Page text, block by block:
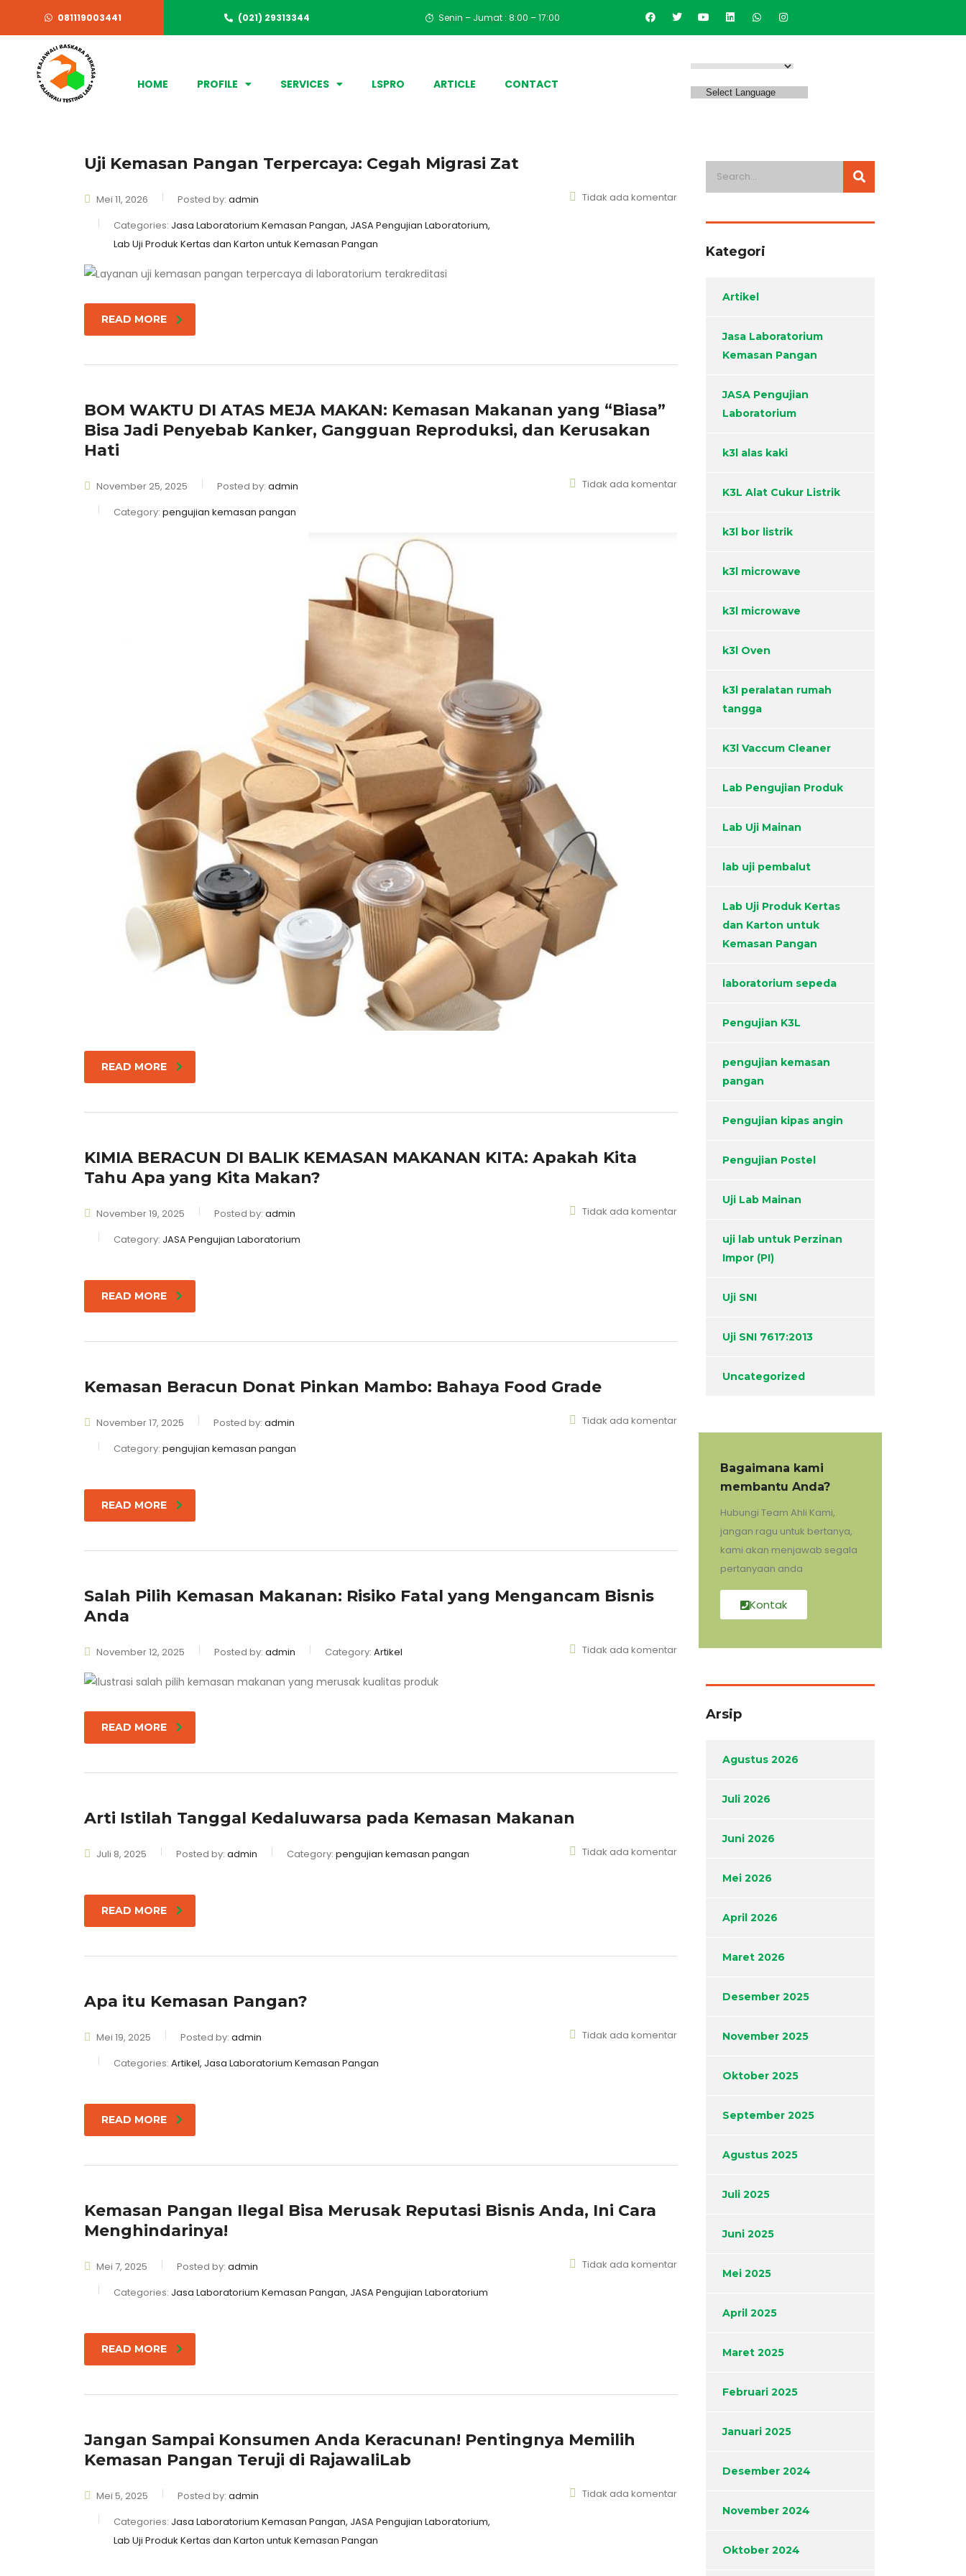
081119003441 (021) 29313344 Senin – Jumat : 8:00 – 17:00
HOME PROFILE SERVICES LSPRO ARTICLE CONTACT
Select Language
Uji Kemasan Pangan Terpercaya: Cegah Migrasi Zat
Mei 11, 2026 Posted by: admin
Categories: Jasa Laboratorium Kemasan Pangan, JASA Pengujian Laboratorium,
Lab Uji Produk Kertas dan Karton untuk Kemasan Pangan
Tidak ada komentar
READ MORE
BOM WAKTU DI ATAS MEJA MAKAN: Kemasan Makanan yang “Biasa”
Bisa Jadi Penyebab Kanker, Gangguan Reproduksi, dan Kerusakan
Hati
November 25, 2025 Posted by: admin
Category: pengujian kemasan pangan
Tidak ada komentar
READ MORE
KIMIA BERACUN DI BALIK KEMASAN MAKANAN KITA: Apakah Kita
Tahu Apa yang Kita Makan?
November 19, 2025 Posted by: admin
Category: JASA Pengujian Laboratorium
Tidak ada komentar
READ MORE
Kemasan Beracun Donat Pinkan Mambo: Bahaya Food Grade
November 17, 2025 Posted by: admin
Category: pengujian kemasan pangan
Tidak ada komentar
READ MORE
Salah Pilih Kemasan Makanan: Risiko Fatal yang Mengancam Bisnis
Anda
November 12, 2025 Posted by: admin Category: Artikel Tidak ada komentar
READ MORE
Arti Istilah Tanggal Kedaluwarsa pada Kemasan Makanan
Juli 8, 2025 Posted by: admin Category: pengujian kemasan pangan Tidak ada komentar
READ MORE
Apa itu Kemasan Pangan?
Mei 19, 2025 Posted by: admin
Categories: Artikel, Jasa Laboratorium Kemasan Pangan
Tidak ada komentar
READ MORE
Kemasan Pangan Ilegal Bisa Merusak Reputasi Bisnis Anda, Ini Cara
Menghindarinya!
Mei 7, 2025 Posted by: admin
Categories: Jasa Laboratorium Kemasan Pangan, JASA Pengujian Laboratorium
Tidak ada komentar
READ MORE
Jangan Sampai Konsumen Anda Keracunan! Pentingnya Memilih
Kemasan Pangan Teruji di RajawaliLab
Mei 5, 2025 Posted by: admin
Categories: Jasa Laboratorium Kemasan Pangan, JASA Pengujian Laboratorium,
Lab Uji Produk Kertas dan Karton untuk Kemasan Pangan
Tidak ada komentar
Kategori
Artikel
Jasa Laboratorium
Kemasan Pangan
JASA Pengujian
Laboratorium
k3l alas kaki
K3L Alat Cukur Listrik
k3l bor listrik
k3l microwave
k3l microwave
k3l Oven
k3l peralatan rumah
tangga
K3l Vaccum Cleaner
Lab Pengujian Produk
Lab Uji Mainan
lab uji pembalut
Lab Uji Produk Kertas
dan Karton untuk
Kemasan Pangan
laboratorium sepeda
Pengujian K3L
pengujian kemasan
pangan
Pengujian kipas angin
Pengujian Postel
Uji Lab Mainan
uji lab untuk Perzinan
Impor (PI)
Uji SNI
Uji SNI 7617:2013
Uncategorized
Bagaimana kami
membantu Anda?
Hubungi Team Ahli Kami,
jangan ragu untuk bertanya,
kami akan menjawab segala
pertanyaan anda
Kontak
Arsip
Agustus 2026
Juli 2026
Juni 2026
Mei 2026
April 2026
Maret 2026
Desember 2025
November 2025
Oktober 2025
September 2025
Agustus 2025
Juli 2025
Juni 2025
Mei 2025
April 2025
Maret 2025
Februari 2025
Januari 2025
Desember 2024
November 2024
Oktober 2024